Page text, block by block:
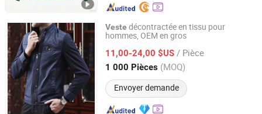
Veste décontractée en tissu pour
hommes, OEM en gros
11,00-24,00 $US / Pièce
1 000 Pièces (MOQ)
Envoyer demande
Power Ascent (Xiamen) International Ltd.
Fujian, China Depuis 2010